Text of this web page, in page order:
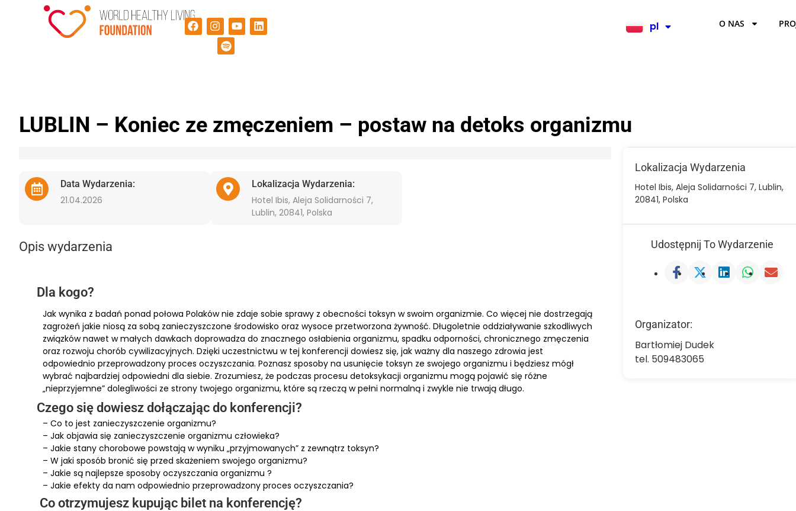
pl
en O NAS
LUBLIN – Koniec ze zmęczeniem – postaw na detoks organizmu
Data Wydarzenia:
21.04.2026
Lokalizacja Wydarzenia:
Hotel Ibis, Aleja Solidarności 7,
Lublin, 20841, Polska
Opis wydarzenia
Dla kogo?
Jak wynika z badań ponad połowa Polaków nie zdaje sobie sprawy z obecności toksyn w swoim organizmie. Co więcej nie dostrzegają
zagrożeń jakie niosą za sobą zanieczyszczone środowisko oraz wysoce przetworzona żywność. Długoletnie oddziaływanie szkodliwych
związków nawet w małych dawkach doprowadza do znacznego osłabienia organizmu, spadku odporności, chronicznego zmęczenia
oraz rozwoju chorób cywilizacyjnych. Dzięki uczestnictwu w tej konferencji dowiesz się, jak ważny dla naszego zdrowia jest
odpowiednio przeprowadzony proces oczyszczania. Poznasz sposoby na usunięcie toksyn ze swojego organizmu i będziesz mógł
wybrać najbardziej odpowiedni dla siebie. Zrozumiesz, że podczas procesu detoksykacji organizmu mogą pojawić się różne
„nieprzyjemne” dolegliwości ze strony twojego organizmu, które są rzeczą w pełni normalną i zwykle nie trwają długo.
Czego się dowiesz dołączając do konferencji?
– Co to jest zanieczyszczenie organizmu?
– Jak objawia się zanieczyszczenie organizmu człowieka?
– Jakie stany chorobowe powstają w wyniku „przyjmowanych” z zewnątrz toksyn?
– W jaki sposób bronić się przed skażeniem swojego organizmu?
– Jakie są najlepsze sposoby oczyszczania organizmu ?
– Jakie efekty da nam odpowiednio przeprowadzony proces oczyszczania?
Co otrzymujesz kupując bilet na konferencję?
Lokalizacja Wydarzenia
Hotel Ibis, Aleja Solidarności 7, Lublin,
20841, Polska
Udostępnij To Wydarzenie
Organizator:
Bartłomiej Dudek
tel. 509483065